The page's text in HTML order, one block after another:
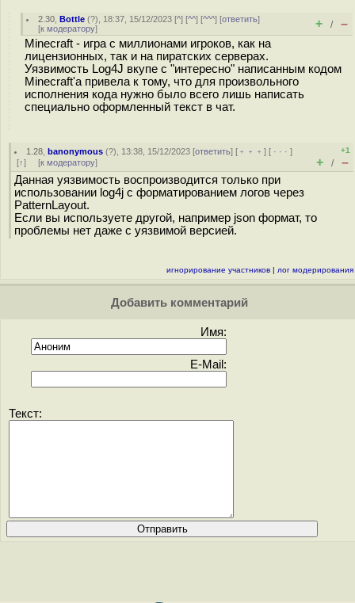
2.30 ,Bottle (?), 18:37, 15/12/2023 [^] [^^] [^^^] [ответить]
[к модератору] + / –
Minecraft - игра с миллионами игроков, как на
лицензионных, так и на пиратских серверах.
Уязвимость Log4J вкупе с "интересно" написанным кодом
Minecraft'а привела к тому, что для произвольного
исполнения кода нужно было всего лишь написать
специально оформленный текст в чат.
1.28 ,banonymous (?), 13:38, 15/12/2023 [ответить] [ ﹢﹢﹢] [ · · ·]
[↑] [к модератору]
+1
+ / –
Данная уязвимость воспроизводится только при
использовании log4j с форматированием логов через
PatternLayout.
Если вы используете другой, например json формат, то
проблемы нет даже с уязвимой версией.
игнорирование участников | лог модерирования
Добавить комментарий
Имя:
E-Mail:
Текст: